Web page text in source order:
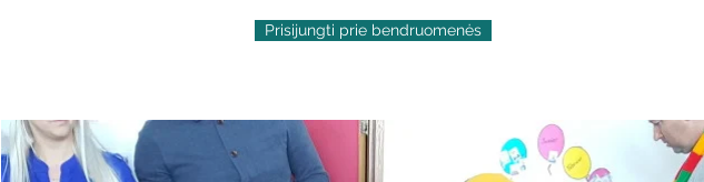
Prisijungti prie bendruomenės